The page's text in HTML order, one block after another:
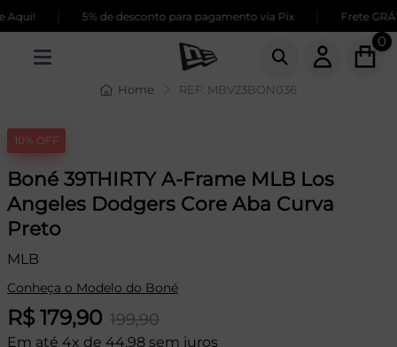
5% de desconto para pagamento via Pix Frete
0
Home REF: MBV23BON036
10% OFF
Boné 39THIRTY A-Frame MLB Los
Angeles Dodgers Core Aba Curva
Preto
MLB
Conheça o Modelo do Boné
R$ 179,90 199,90
Em até 4x de 44,98 sem juros